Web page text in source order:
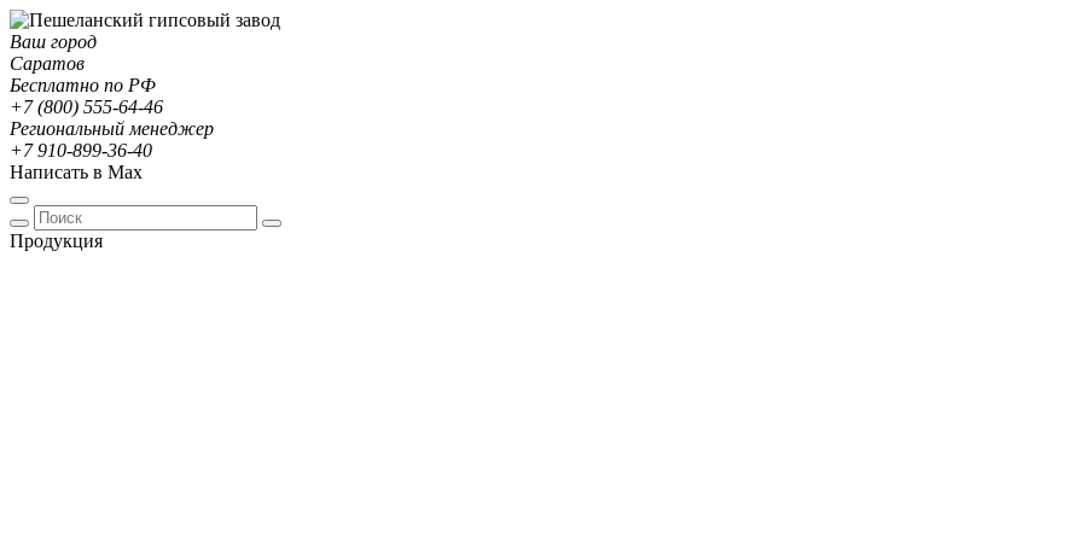
Ваш город
Саратов
Бесплатно по РФ
+7 (800) 555-64-46
Региональный менеджер
+7 910-899-36-40
Написать в Max
Продукция